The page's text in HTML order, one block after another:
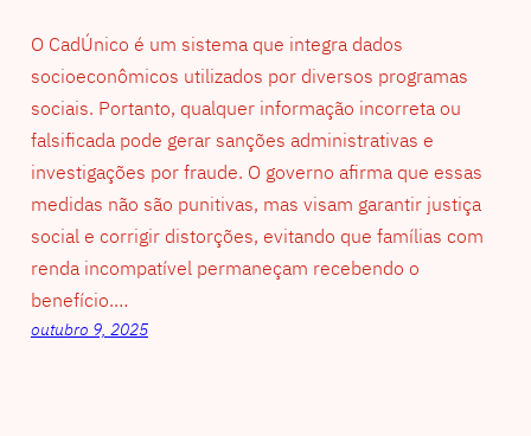
O CadÚnico é um sistema que integra dados
socioeconômicos utilizados por diversos programas
sociais. Portanto, qualquer informação incorreta ou
falsificada pode gerar sanções administrativas e
investigações por fraude. O governo afirma que essas
medidas não são punitivas, mas visam garantir justiça
social e corrigir distorções, evitando que famílias com
renda incompatível permaneçam recebendo o
benefício.…
outubro 9, 2025